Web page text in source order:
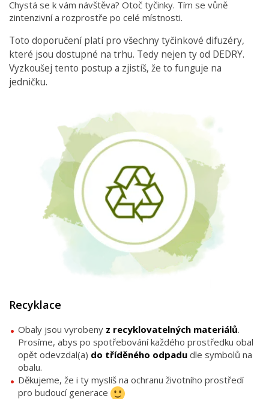
Chystá se k vám návštěva? Otoč tyčinky. Tím se vůně
zintenzivní a rozprostře po celé místnosti.
Toto doporučení platí pro všechny tyčinkové difuzéry,
které jsou dostupné na trhu. Tedy nejen ty od DEDRY.
Vyzkoušej tento postup a zjistíš, že to funguje na
jedničku.
Recyklace
Obaly jsou vyrobeny z recyklovatelných materiálů.
Prosíme, abys po spotřebování každého prostředku obal
opět odevzdal(a) do tříděného odpadu dle symbolů na
obalu.
Děkujeme, že i ty myslíš na ochranu životního prostředí
pro budoucí generace